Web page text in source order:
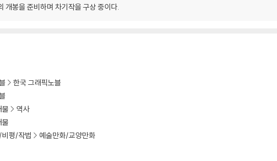
개봉을 준비하며 차기작을 구상 중이다.
한국 그래픽노블
역사
평/작법 예술만화/교양만화